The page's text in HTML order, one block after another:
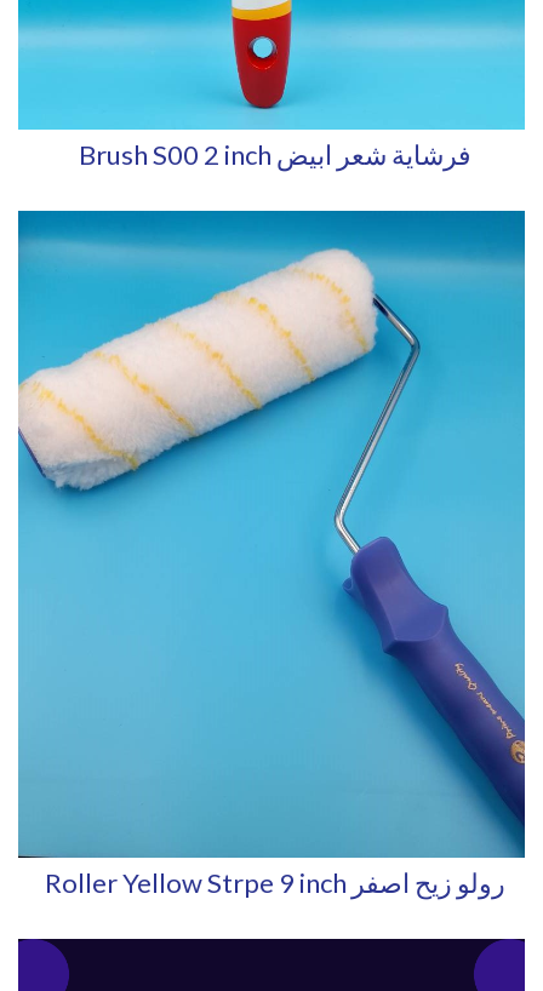
Brush S00 2 inch فرشاية شعر ابيض
Roller Yellow Strpe 9 inch رولو زيح اصفر